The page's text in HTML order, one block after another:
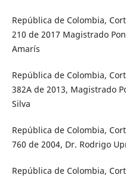
República de Colombia,
210 de 2017 Magistrado
Amarís
República de Colombia,
382A de 2013, Magistrado
Silva
República de Colombia,
760 de 2004, Dr. Rodrigo
República de Colombia,